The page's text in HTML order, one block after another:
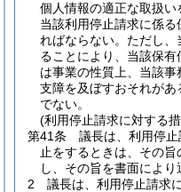
個人情報の適正な取扱い
当該利用停止請求に係
ればならない。 ただし、
ることにより、当該保
は事業の性質上、当該
支障を及ぼすおそれがあ
でない。
(利用停止請求に対する
第41条
議長は、利用停
止をするときは、その
し、その旨を書面により
2
議長は、利用停止請求